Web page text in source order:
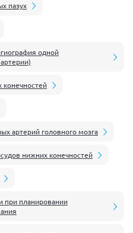
пазух
одной
артерий головного мозга
нижних конечностей
при планировании